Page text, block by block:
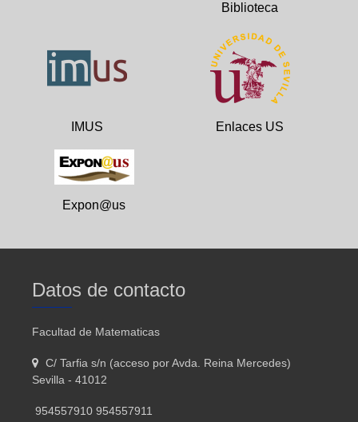
Biblioteca
IMUS Enlaces US
Expon@us
Datos de contacto
Facultad de Matematicas
C/ Tarfia s/n (acceso por Avda. Reina Mercedes)
Sevilla - 41012
954557910 954557911